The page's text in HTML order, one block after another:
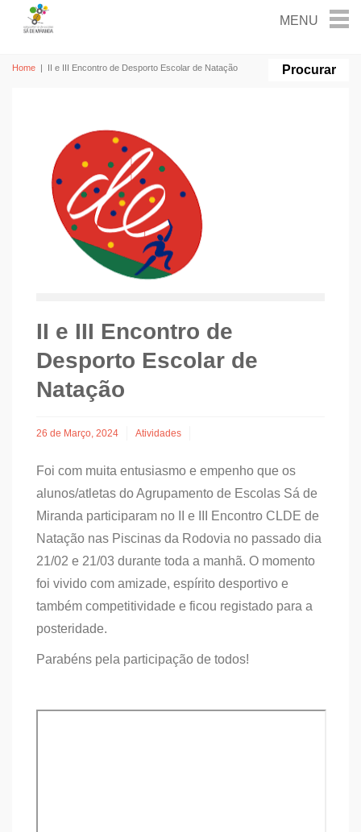
Home | II e III Encontro de Desporto Escolar de Natação
II e III Encontro de
Desporto Escolar de
Natação
26 de Março, 2024 Atividades
Foi com muita entusiasmo e empenho que os
alunos/atletas do Agrupamento de Escolas Sá de
Miranda participaram no II e III Encontro CLDE de
Natação nas Piscinas da Rodovia no passado dia
21/02 e 21/03 durante toda a manhã. O momento
foi vivido com amizade, espírito desportivo e
também competitividade e ficou registado para a
posteridade.
Parabéns pela participação de todos!